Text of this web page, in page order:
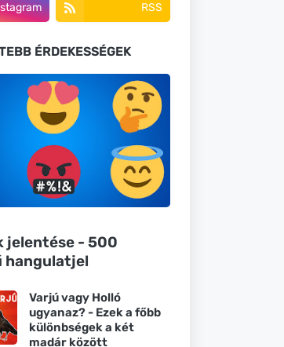
RSS
ÉRDEKESSÉGEK
jelentése - 500
hangulatjel
Varjú vagy Holló
ugyanaz? - Ezek a főbb
különbségek a két
madár között